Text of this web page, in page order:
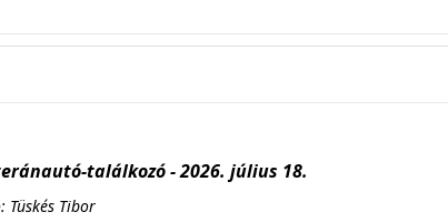
találkozó - 2026. július 18.
Tüskés Tibor